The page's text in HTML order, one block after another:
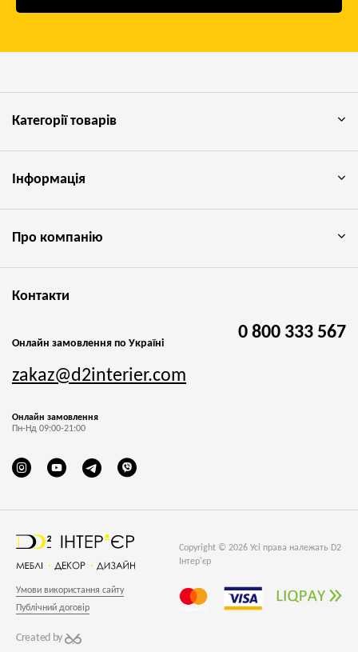
Copyright © 2026 Усі права належать D2
Інтер'єр
Умови використання сайту
Публічний договір
Created by
Категорії товарів
Інформація
Про компанію
Контакти
Онлайн замовлення по Україні
0 800 333 567
zakaz@d2interier.com
Онлайн замовлення
Пн-Нд 09:00-21:00